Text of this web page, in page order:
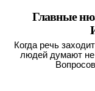
Главные
Когда речь
людей думают не